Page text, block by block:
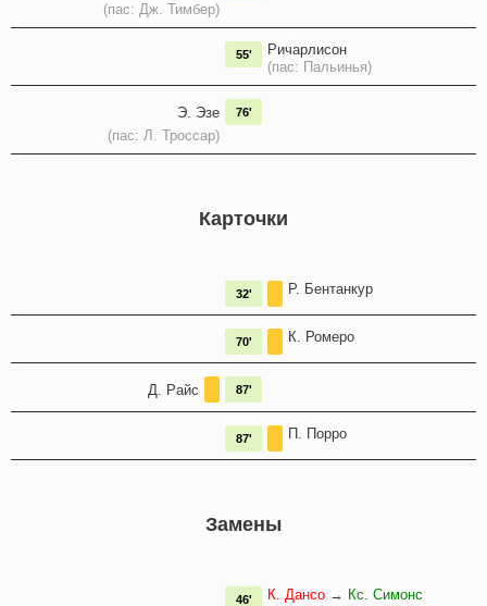
(пас: Дж. Тимбер)
Ричарлисон
(пас: Пальинья)
55'
Э. Эзе
(пас: Л. Троссар)
76'
Карточки
Р. Бентанкур
32'
К. Ромеро
70'
Д. Райс 87'
П. Порро
87'
Замены
К. Дансо → Кс. Симонс
46'